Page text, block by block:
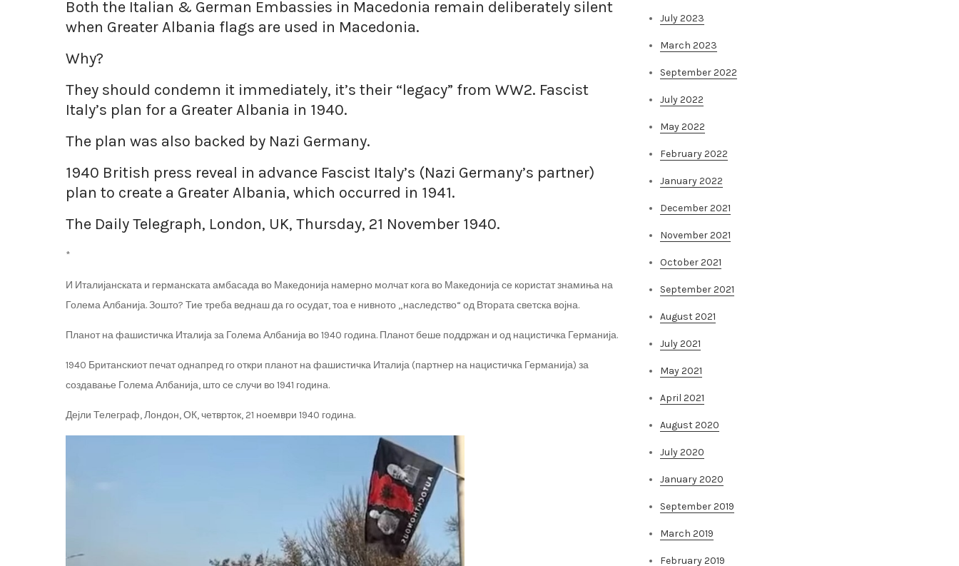
Both the Italian & German Embassies in Macedonia remain deliberately silent
when Greater Albania flags are used in Macedonia.
Why?
They should condemn it immediately, it’s their “legacy” from WW2. Fascist
Italy’s plan for a Greater Albania in 1940.
The plan was also backed by Nazi Germany.
1940 British press reveal in advance Fascist Italy’s (Nazi Germany’s partner)
plan to create a Greater Albania, which occurred in 1941.
The Daily Telegraph, London, UK, Thursday, 21 November 1940.
*
И Италијанската и германската амбасада во Македонија намерно молчат кога во Македонија се користат знамиња на
Голема Албанија. Зошто? Тие треба веднаш да го осудат, тоа е нивното „наследство“ од Втората светска војна.
Планот на фашистичка Италија за Голема Албанија во 1940 година. Планот беше поддржан и од нацистичка Германија.
1940 Британскиот печат однапред го откри планот на фашистичка Италија (партнер на нацистичка Германија) за
создавање Голема Албанија, што се случи во 1941 година.
Дејли Телеграф, Лондон, ОК, четврток, 21 ноември 1940 година.
July 2023
March 2023
September 2022
July 2022
May 2022
February 2022
January 2022
December 2021
November 2021
October 2021
September 2021
August 2021
July 2021
May 2021
April 2021
August 2020
July 2020
January 2020
September 2019
March 2019
February 2019